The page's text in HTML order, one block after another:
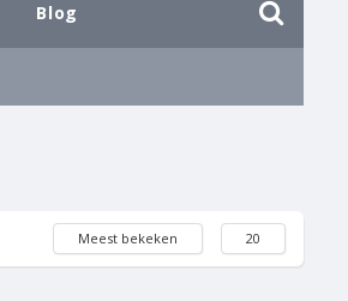
Blog
Meest bekeken 20